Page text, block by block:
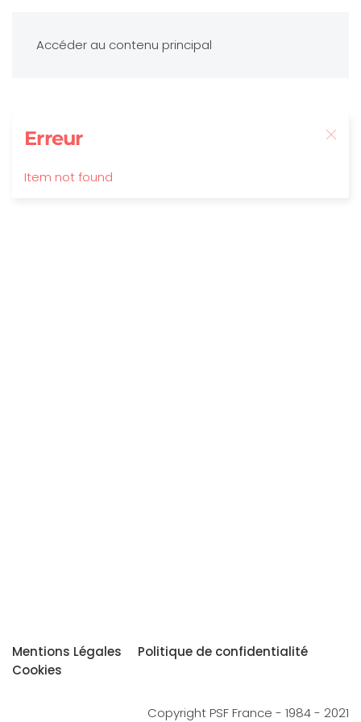
Accéder au contenu principal
Erreur
Item not found
Mentions Légales
Politique de confidentialité
Cookies
Copyright PSF France - 1984 - 2021